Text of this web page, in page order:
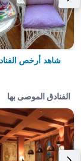
شاهد أرخص
الفنادق الموصى بها